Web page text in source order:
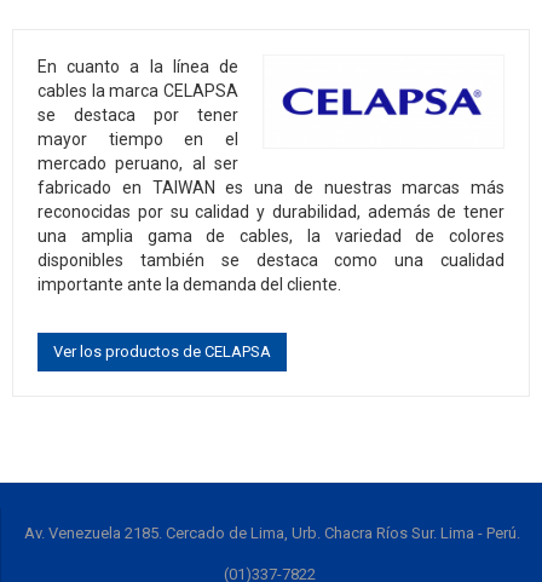
En cuanto a la línea de
cables la marca CELAPSA
se destaca por tener
mayor tiempo en el
mercado peruano, al ser
fabricado en TAIWAN es una de nuestras marcas más
reconocidas por su calidad y durabilidad, además de tener
una amplia gama de cables, la variedad de colores
disponibles también se destaca como una cualidad
importante ante la demanda del cliente.
Ver los productos de CELAPSA
Av. Venezuela 2185. Cercado de Lima, Urb. Chacra Ríos Sur. Lima - Perú.
(01)337-7822